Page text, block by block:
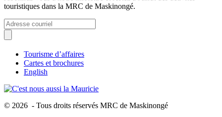
touristiques dans la MRC de Maskinongé.
Tourisme d’affaires
Cartes et brochures
English
© 2026 - Tous droits réservés MRC de Maskinongé